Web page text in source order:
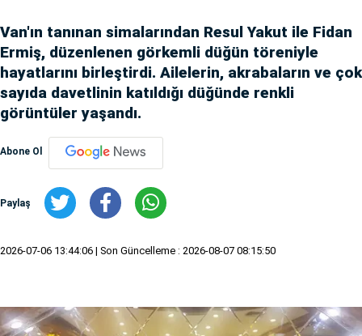
Van'ın tanınan simalarından Resul Yakut ile Fidan
Ermiş, düzenlenen görkemli düğün töreniyle
hayatlarını birleştirdi. Ailelerin, akrabaların ve çok
sayıda davetlinin katıldığı düğünde renkli
görüntüler yaşandı.
Abone Ol
Paylaş
2026-07-06 13:44:06 | Son Güncelleme : 2026-08-07 08:15:50